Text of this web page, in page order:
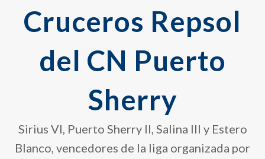
Cruceros Repsol
del CN Puerto
Sherry
Sirius VI, Puerto Sherry II, Salina III y Estero
Blanco, vencedores de la liga organizada por